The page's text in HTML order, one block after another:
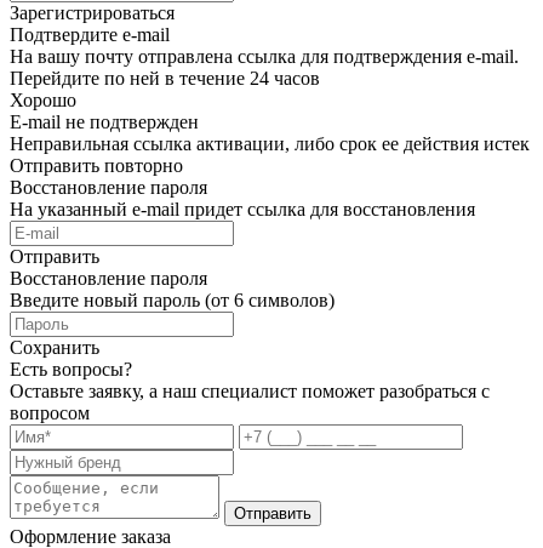
Зарегистрироваться
Подтвердите e-mail
На вашу почту отправлена ссылка для подтверждения e-mail.
Перейдите по ней в течение 24 часов
Хорошо
E-mail не подтвержден
Неправильная ссылка активации, либо срок ее действия истек
Отправить повторно
Восстановление пароля
На указанный e-mail придет ссылка для восстановления
Отправить
Восстановление пароля
Введите новый пароль (от 6 символов)
Сохранить
Есть вопросы?
Оставьте заявку, а наш специалист поможет разобраться с
вопросом
Отправить
Оформление заказа